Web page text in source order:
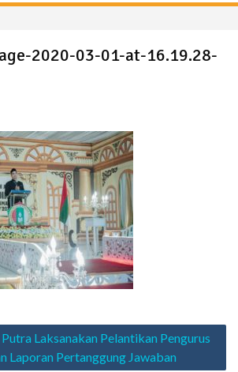
2020-03-01-at-16.19.28-
Laksanakan Pelantikan Pengurus
Laporan Pertanggung Jawaban